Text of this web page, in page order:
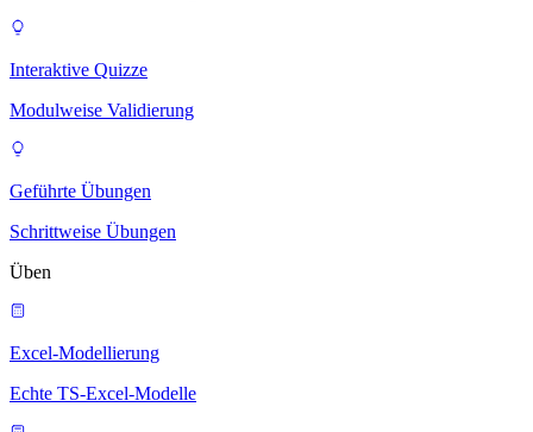
Interaktive Quizze
Modulweise Validierung
Geführte Übungen
Schrittweise Übungen
Üben
Excel-Modellierung
Echte TS-Excel-Modelle